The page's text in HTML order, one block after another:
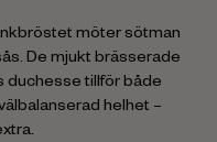
möter sötman
De mjukt brässerade
duchesse tillför både
helhet –